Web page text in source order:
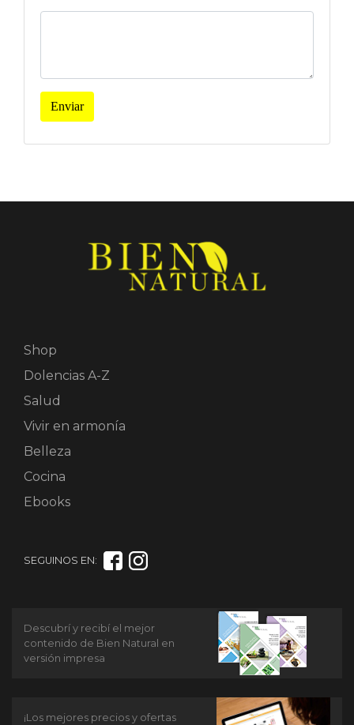
Enviar
Shop
Dolencias A-Z
Salud
Vivir en armonía
Belleza
Cocina
Ebooks
SEGUINOS EN:
Descubrí y recibí el mejor
contenido de Bien Natural en
versión impresa
¡Los mejores precios y ofertas